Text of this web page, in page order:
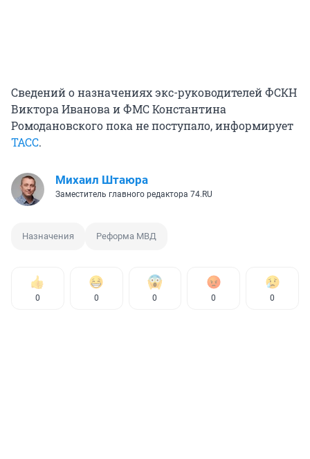
Сведений о назначениях экс-руководителей ФСКН
Виктора Иванова и ФМС Константина
Ромодановского пока не поступало, информирует
ТАСС.
Михаил Штаюра
Заместитель главного редактора 74.RU
Назначения Реформа МВД
0 0 0 0 0